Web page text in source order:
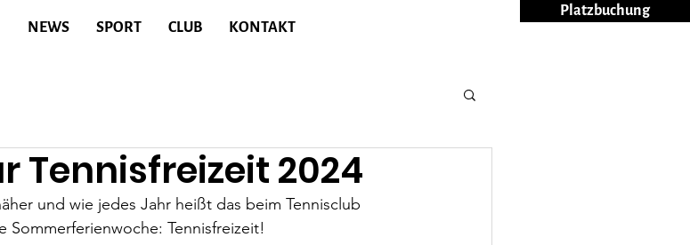
Platzbuchung
NEWS SPORT CLUB KONTAKT
Tennisfreizeit 2024
und wie jedes Jahr heißt das beim Tennisclub
Tennisfreizeit!